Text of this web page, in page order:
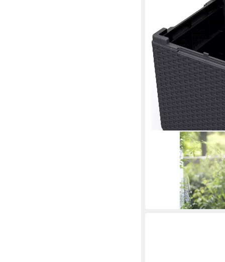
Gartentisch
37 x 37 x 37 cm B/H/T
in 3-4 Werktagen bei dir